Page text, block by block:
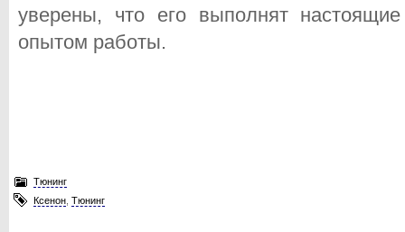
уверены, что его выполнят
опытом работы.
Тюнинг
Ксенон Тюнинг